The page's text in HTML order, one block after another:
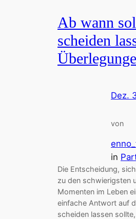
Ab wann
scheiden
Dez.
von
in
Die Entscheidung,
zu den schwierigsten
Momenten im Leben
einfache Antwort auf
scheiden lassen